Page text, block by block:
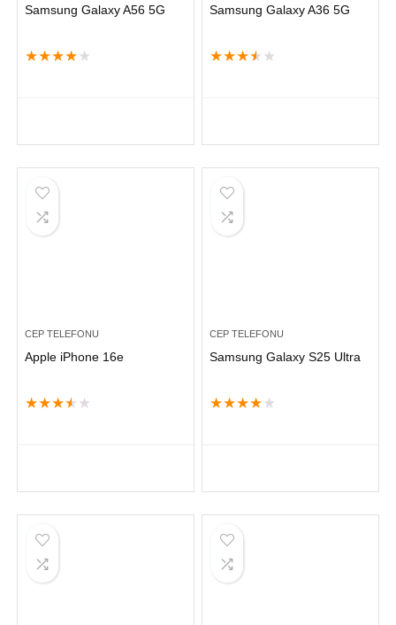
Samsung Galaxy A56 5G
★★★★ ★
Samsung Galaxy A36 5G
★★★★ ★
CEP TELEFONU
Apple iPhone 16e
★★★★ ★
CEP TELEFONU
Samsung Galaxy S25 Ultra
★★★★ ★